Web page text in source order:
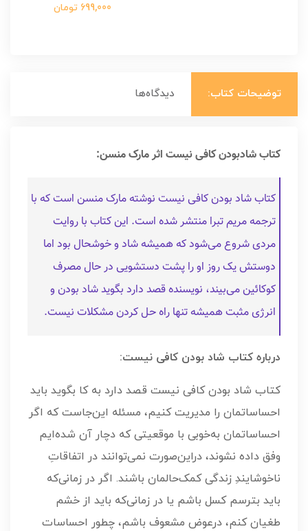
699,000 تومان
توضیحات کتاب: دیدگاه‌ها
کتاب شادبودن کافی نیست اثر مارک منسن:
کتاب شاد بودن کافی نیست نوشته مارک منسن است که با
ترجمه مریم تبرا منتشر شده است. این کتاب با روایت
مردی شروع می‌شود که همیشه شاد و خوشحال بود اما
دوستش یک روز او را پشت دستشویی در حال مصرف
کوکائین می‌بیند، نویسنده قصد دارد بگوید شاد بودن و
انرژی مثبت همیشه تنها راه حل کردن مشکلات نیست.
درباره کتاب شاد بودن کافی نیست:
کتاب شاد بودن کافی نیست قصد دارد به کا بگوید باید
احساساتمان را مدیریت کنیم، مسئله این‌جاست که اگر
احساساتمان به‌خوبی با موقعیتی که دچار آن شده‌ایم
وفق داده نشوند، دراین‌صورت نمی‌توانند در اتفاقاتِ
ناخوشایندِ زندگی کمک‌حالمان باشند. اگر در زمانی‌که
باید بترسم کسل باشم یا در زمانی‌که باید از خشم
طغیان کنم، درعوض مشعوف باشم، چطور احساسات